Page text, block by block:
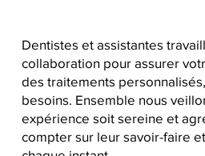
Dentistes et assistantes
collaboration pour assurer
des traitements
besoins. Ensemble nous
expérience soit sereine et
compter sur leur savoir-faire